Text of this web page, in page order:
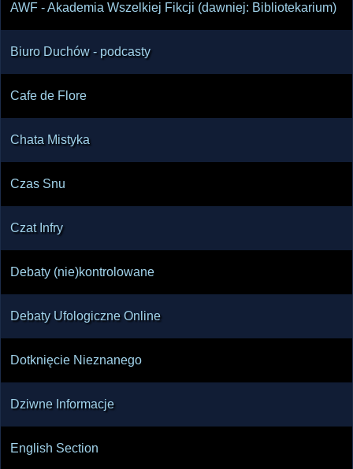
AWF - Akademia Wszelkiej Fikcji (dawniej: Bibliotekarium)
Biuro Duchów - podcasty
Cafe de Flore
Chata Mistyka
Czas Snu
Czat Infry
Debaty (nie)kontrolowane
Debaty Ufologiczne Online
Dotknięcie Nieznanego
Dziwne Informacje
English Section